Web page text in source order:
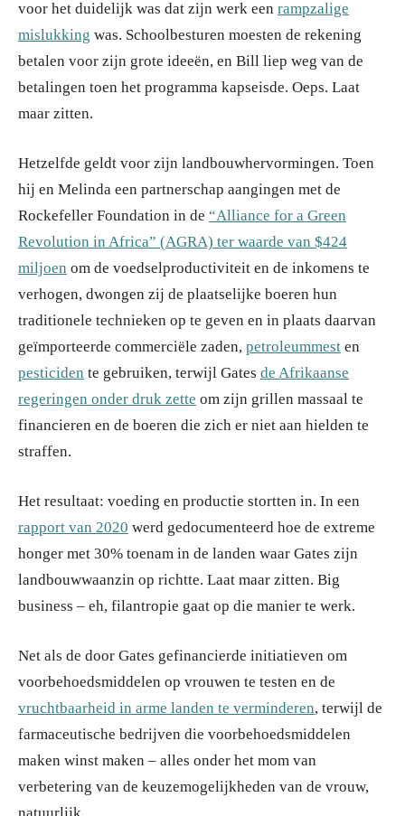
voor het duidelijk was dat zijn werk een rampzalige
mislukking was. Schoolbesturen moesten de rekening
betalen voor zijn grote ideeën, en Bill liep weg van de
betalingen toen het programma kapseisde. Oeps. Laat
maar zitten.
Hetzelfde geldt voor zijn landbouwhervormingen. Toen
hij en Melinda een partnerschap aangingen met de
Rockefeller Foundation in de “Alliance for a Green
Revolution in Africa” (AGRA) ter waarde van $424
miljoen om de voedselproductiviteit en de inkomens te
verhogen, dwongen zij de plaatselijke boeren hun
traditionele technieken op te geven en in plaats daarvan
geïmporteerde commerciële zaden, petroleummest en
pesticiden te gebruiken, terwijl Gates de Afrikaanse
regeringen onder druk zette om zijn grillen massaal te
financieren en de boeren die zich er niet aan hielden te
straffen.
Het resultaat: voeding en productie stortten in. In een
rapport van 2020 werd gedocumenteerd hoe de extreme
honger met 30% toenam in de landen waar Gates zijn
landbouwwaanzin op richtte. Laat maar zitten. Big
business – eh, filantropie gaat op die manier te werk.
Net als de door Gates gefinancierde initiatieven om
voorbehoedsmiddelen op vrouwen te testen en de
vruchtbaarheid in arme landen te verminderen, terwijl de
farmaceutische bedrijven die voorbehoedsmiddelen
maken winst maken – alles onder het mom van
verbetering van de keuzemogelijkheden van de vrouw,